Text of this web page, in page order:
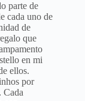
parte de
cada uno de
de
que
en mi
ellos.
por
Cada